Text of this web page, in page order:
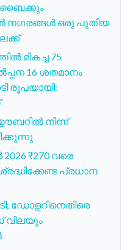
ബൈക്കും
നഗരങ്ങൾ ഒരു പുതിയ
മികച്ച 75
16 ശതമാനം
രൂപയായി:
നിന്ന്
₹270 വരെ
പ്രധാന
ഡോളറിനെതിരെ
വിലയും